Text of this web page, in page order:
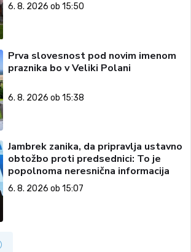
6. 8. 2026 ob 15:50
Prva slovesnost pod novim imenom
praznika bo v Veliki Polani
6. 8. 2026 ob 15:38
Jambrek zanika, da pripravlja ustavno
obtožbo proti predsednici: To je
popolnoma neresnična informacija
6. 8. 2026 ob 15:07